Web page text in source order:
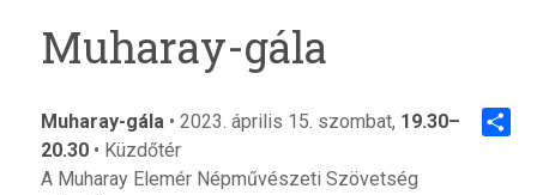
Muharay-gála
Muharay-gála• 2023. április 15. szombat, 19.30–
20.30• Küzdőtér
A Muharay Elemér Népművészeti Szövetség